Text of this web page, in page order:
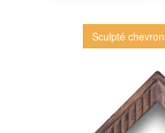
Sculpté